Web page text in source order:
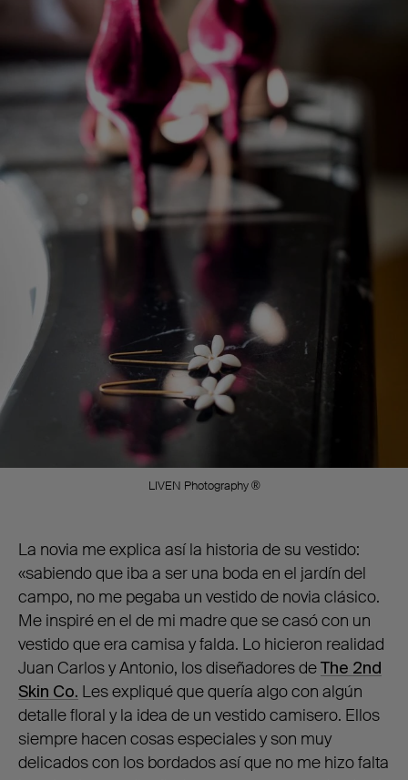
LIVEN Photography ®
La novia me explica así la historia de su vestido:
«sabiendo que iba a ser una boda en el jardín del
campo, no me pegaba un vestido de novia clásico.
Me inspiré en el de mi madre que se casó con un
vestido que era camisa y falda. Lo hicieron realidad
Juan Carlos y Antonio, los diseñadores deThe 2nd
Skin Co. Les expliqué que quería algo con algún
detalle floral y la idea de un vestido camisero. Ellos
siempre hacen cosas especiales y son muy
delicados con los bordados así que no me hizo falta